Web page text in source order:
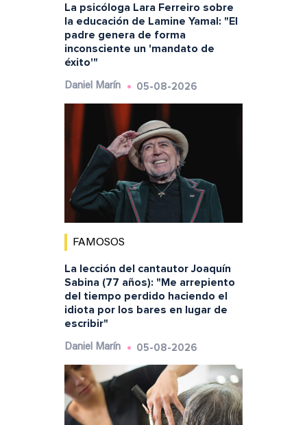
La psicóloga Lara Ferreiro sobre
la educación de Lamine Yamal: "El
padre genera de forma
inconsciente un 'mandato de
éxito'"
Daniel Marín 05-08-2026
FAMOSOS
La lección del cantautor Joaquín
Sabina (77 años): "Me arrepiento
del tiempo perdido haciendo el
idiota por los bares en lugar de
escribir"
Daniel Marín 05-08-2026